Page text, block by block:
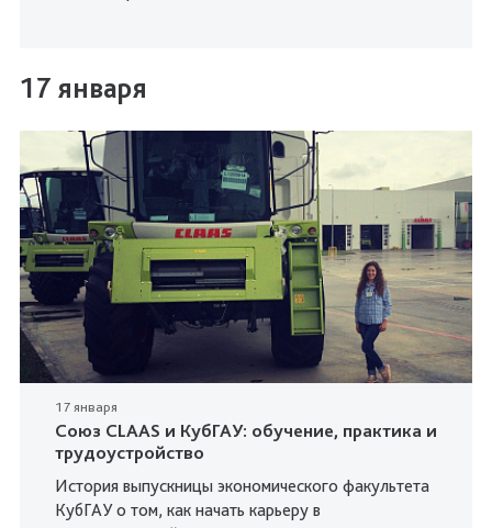
17 января
17 января
Союз CLAAS и КубГАУ: обучение, практика и
трудоустройство
История выпускницы экономического факультета
КубГАУ о том, как начать карьеру в